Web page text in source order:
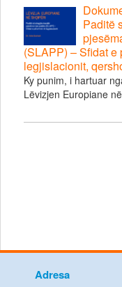
Paditë
(SLAPP) – Sfidat e
legjislacionit,
Ky punim, i hartuar
Lëvizjen Europiane
Adresa